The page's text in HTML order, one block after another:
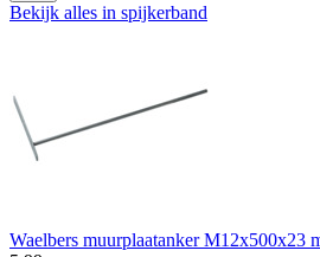
Bekijk alles in spijkerband
Waelbers muurplaatanker M12x500x23